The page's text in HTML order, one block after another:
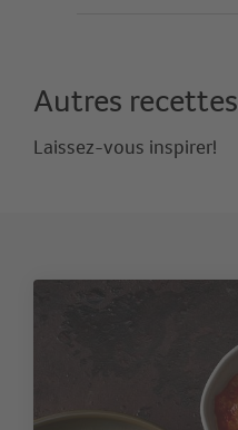
Autres recettes
Laissez-vous inspirer!